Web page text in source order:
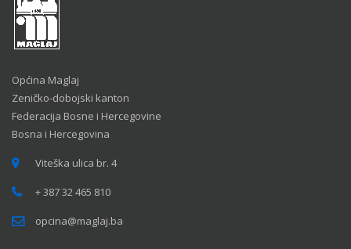
Općina Maglaj
Zeničko-dobojski kanton
Federacija Bosne i Hercegovine
Bosna i Hercegovina
Viteška ulica br. 4
+ 387 32 465 810
opcina@maglaj.ba